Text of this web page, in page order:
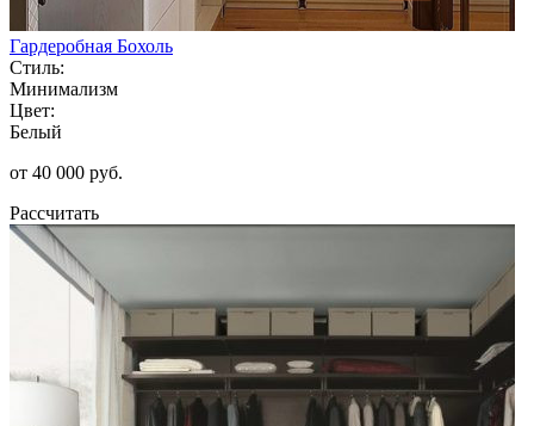
Гардеробная Бохоль
Стиль:
Минимализм
Цвет:
Белый
от 40 000 руб.
Рассчитать